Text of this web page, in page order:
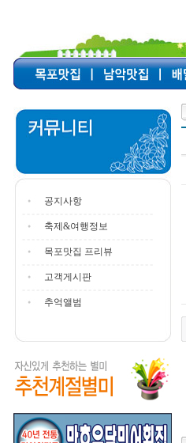
공지사항
축제&여행정보
목포맛집 프리뷰
고객게시판
추억앨범